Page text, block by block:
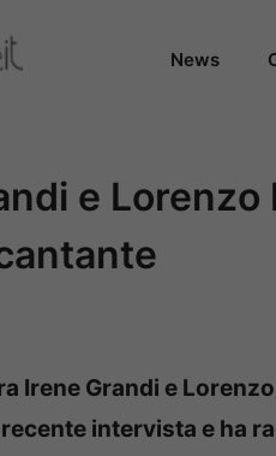
News
e
Irene Grandi e
intervista e ha